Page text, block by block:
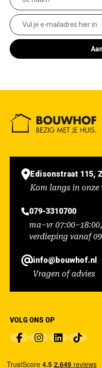
Edisonstraat 115,
Kom langs in onze
079-3310700
ma–vr
verdieping vanaf
info@bouwhof.nl
Vragen of advies
VOLG ONS OP